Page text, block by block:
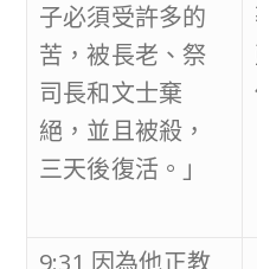
子必須受許多的
苦，被長老、祭
司長和文士棄
絕，並且被殺，
三天後復活。」